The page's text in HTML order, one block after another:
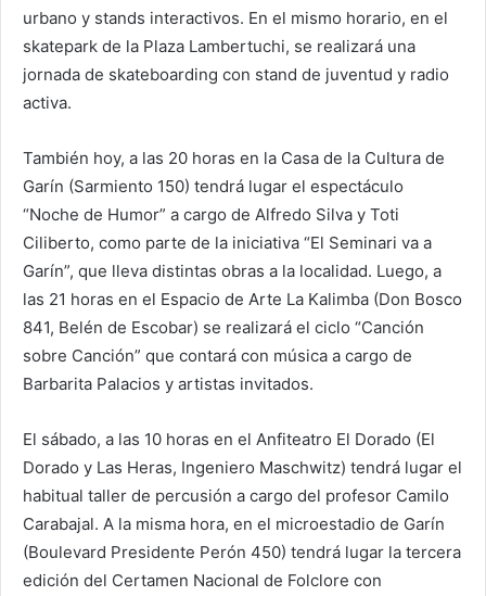
urbano y stands interactivos. En el mismo horario, en el
skatepark de la Plaza Lambertuchi, se realizará una
jornada de skateboarding con stand de juventud y radio
activa.
También hoy, a las 20 horas en la Casa de la Cultura de
Garín (Sarmiento 150) tendrá lugar el espectáculo
“Noche de Humor” a cargo de Alfredo Silva y Toti
Ciliberto, como parte de la iniciativa “El Seminari va a
Garín”, que lleva distintas obras a la localidad. Luego, a
las 21 horas en el Espacio de Arte La Kalimba (Don Bosco
841, Belén de Escobar) se realizará el ciclo “Canción
sobre Canción” que contará con música a cargo de
Barbarita Palacios y artistas invitados.
El sábado, a las 10 horas en el Anfiteatro El Dorado (El
Dorado y Las Heras, Ingeniero Maschwitz) tendrá lugar el
habitual taller de percusión a cargo del profesor Camilo
Carabajal. A la misma hora, en el microestadio de Garín
(Boulevard Presidente Perón 450) tendrá lugar la tercera
edición del Certamen Nacional de Folclore con